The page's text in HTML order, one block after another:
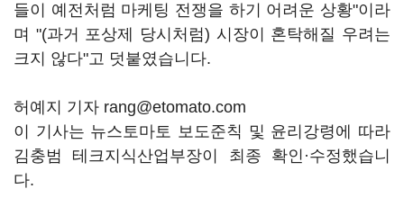
들이 예전처럼 마케팅 전쟁을 하기 어려운 상황"이라
며 "(과거 포상제 당시처럼) 시장이 혼탁해질 우려는
크지 않다"고 덧붙였습니다.
허예지 기자 rang@etomato.com
이 기사는 뉴스토마토 보도준칙 및 윤리강령에 따라
김충범 테크지식산업부장이 최종 확인·수정했습니
다.